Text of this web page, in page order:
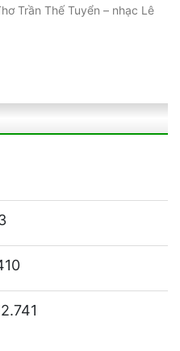
Trần Thế Tuyển – nhạc Lê